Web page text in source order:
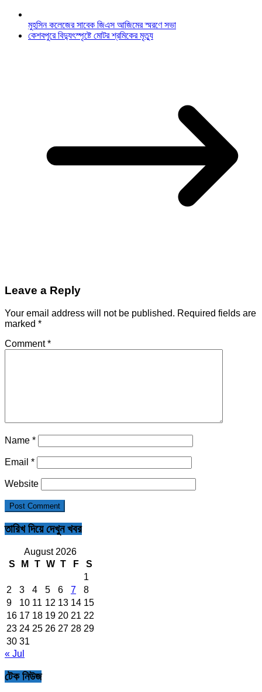
মুহসিন কলেজের সাবেক জিএস আজিমের স্মরণে সভা
কেশবপুরে বিদ্যুৎস্পৃষ্টে মোটর শ্রমিকের মৃত্যু
Leave a Reply
Your email address will not be published. Required fields are
marked *
Comment*
Name *
Email *
Website
তারিখ দিয়ে দেখুন খবর
August 2026
S
M T W T F
S
1
2
3 4 5 6 7
8
9
10 11 12 13 14 15
16 17 18 19 20 21 22
23 24 25 26 27 28 29
30 31
« Jul
টেক নিউজ